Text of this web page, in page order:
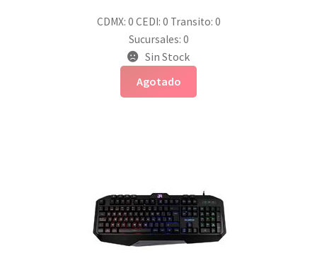
CDMX: 0 CEDI: 0 Transito: 0
Sucursales: 0
Sin Stock
Agotado